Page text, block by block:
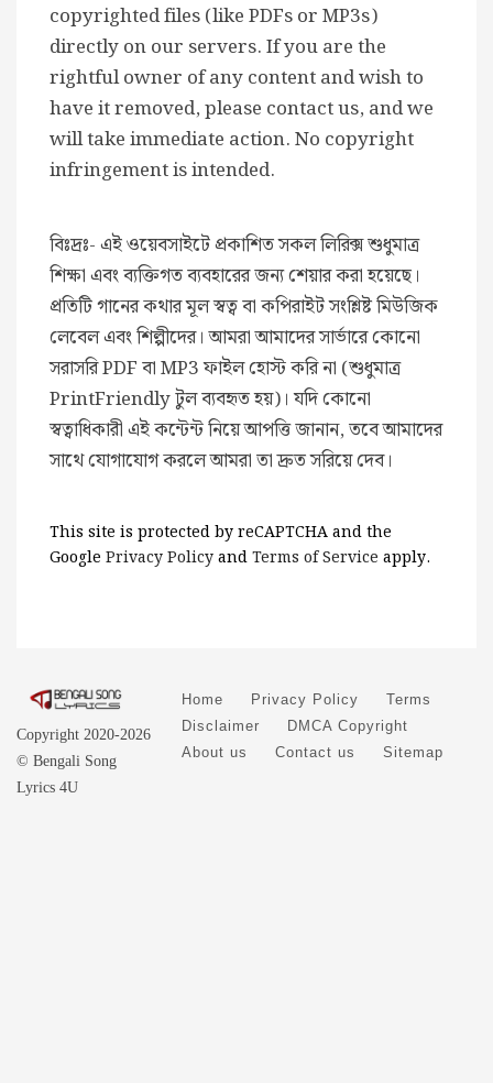
copyrighted files (like PDFs or MP3s)
directly on our servers. If you are the
rightful owner of any content and wish to
have it removed, please contact us, and we
will take immediate action. No copyright
infringement is intended.
বিঃদ্রঃ- এই ওয়েবসাইটে প্রকাশিত সকল লিরিক্স শুধুমাত্র
শিক্ষা এবং ব্যক্তিগত ব্যবহারের জন্য শেয়ার করা হয়েছে।
প্রতিটি গানের কথার মূল স্বত্ব বা কপিরাইট সংশ্লিষ্ট মিউজিক
লেবেল এবং শিল্পীদের। আমরা আমাদের সার্ভারে কোনো
সরাসরি PDF বা MP3 ফাইল হোস্ট করি না (শুধুমাত্র
PrintFriendly টুল ব্যবহৃত হয়)। যদি কোনো
স্বত্বাধিকারী এই কন্টেন্ট নিয়ে আপত্তি জানান, তবে আমাদের
সাথে যোগাযোগ করলে আমরা তা দ্রুত সরিয়ে দেব।
This site is protected by reCAPTCHA and the
Google Privacy PolicyandTerms of Service apply.
Copyright 2020-2026
© Bengali Song
Lyrics 4U
Home Privacy Policy
Terms
Disclaimer
DMCA Copyright
About us
Contact us Sitemap